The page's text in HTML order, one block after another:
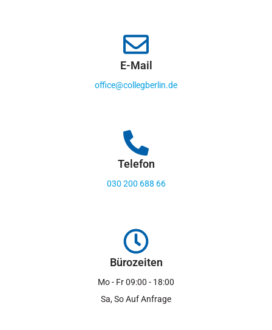
E-Mail
office@collegberlin.de
Telefon
030 200 688 66
Bürozeiten
Mo - Fr 09:00 - 18:00
Sa, So Auf Anfrage